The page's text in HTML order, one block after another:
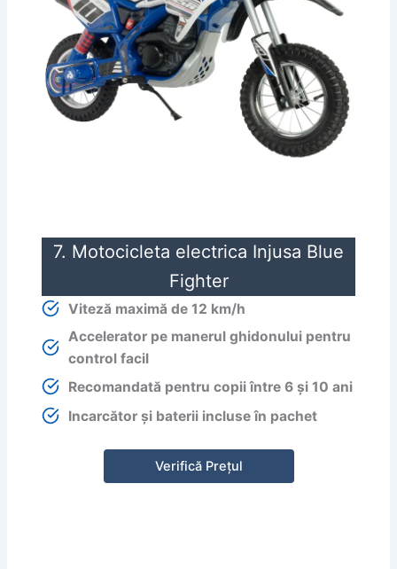
7. Motocicleta electrica Injusa Blue
Fighter
Viteză maximă de 12 km/h
Accelerator pe manerul ghidonului pentru
control facil
Recomandată pentru copii între 6 și 10 ani
Incarcător și baterii incluse în pachet
Verifică Prețul